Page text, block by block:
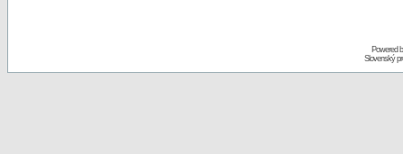
Powered
Slovenský